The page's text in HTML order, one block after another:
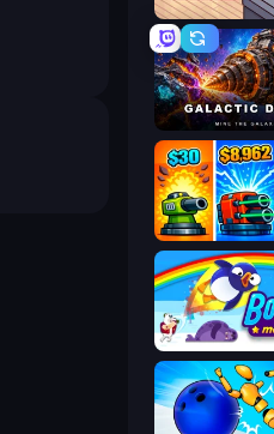
Cat Snack Bar
Galactic Drill
Bouncemasters